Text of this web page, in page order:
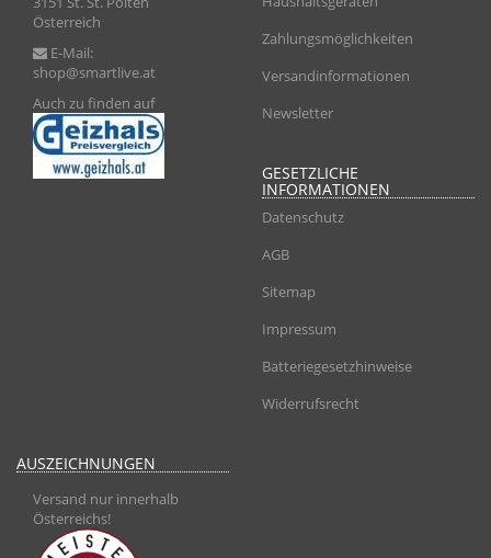
Österreich
E-Mail:
shop@smartlive.at
Auch zu finden auf
Zahlungsmöglichkeiten
Versandinformationen
Newsletter
GESETZLICHE
INFORMATIONEN
Datenschutz
AGB
Sitemap
Impressum
Batteriegesetzhinweise
Widerrufsrecht
AUSZEICHNUNGEN
Versand nur innerhalb
Österreichs!